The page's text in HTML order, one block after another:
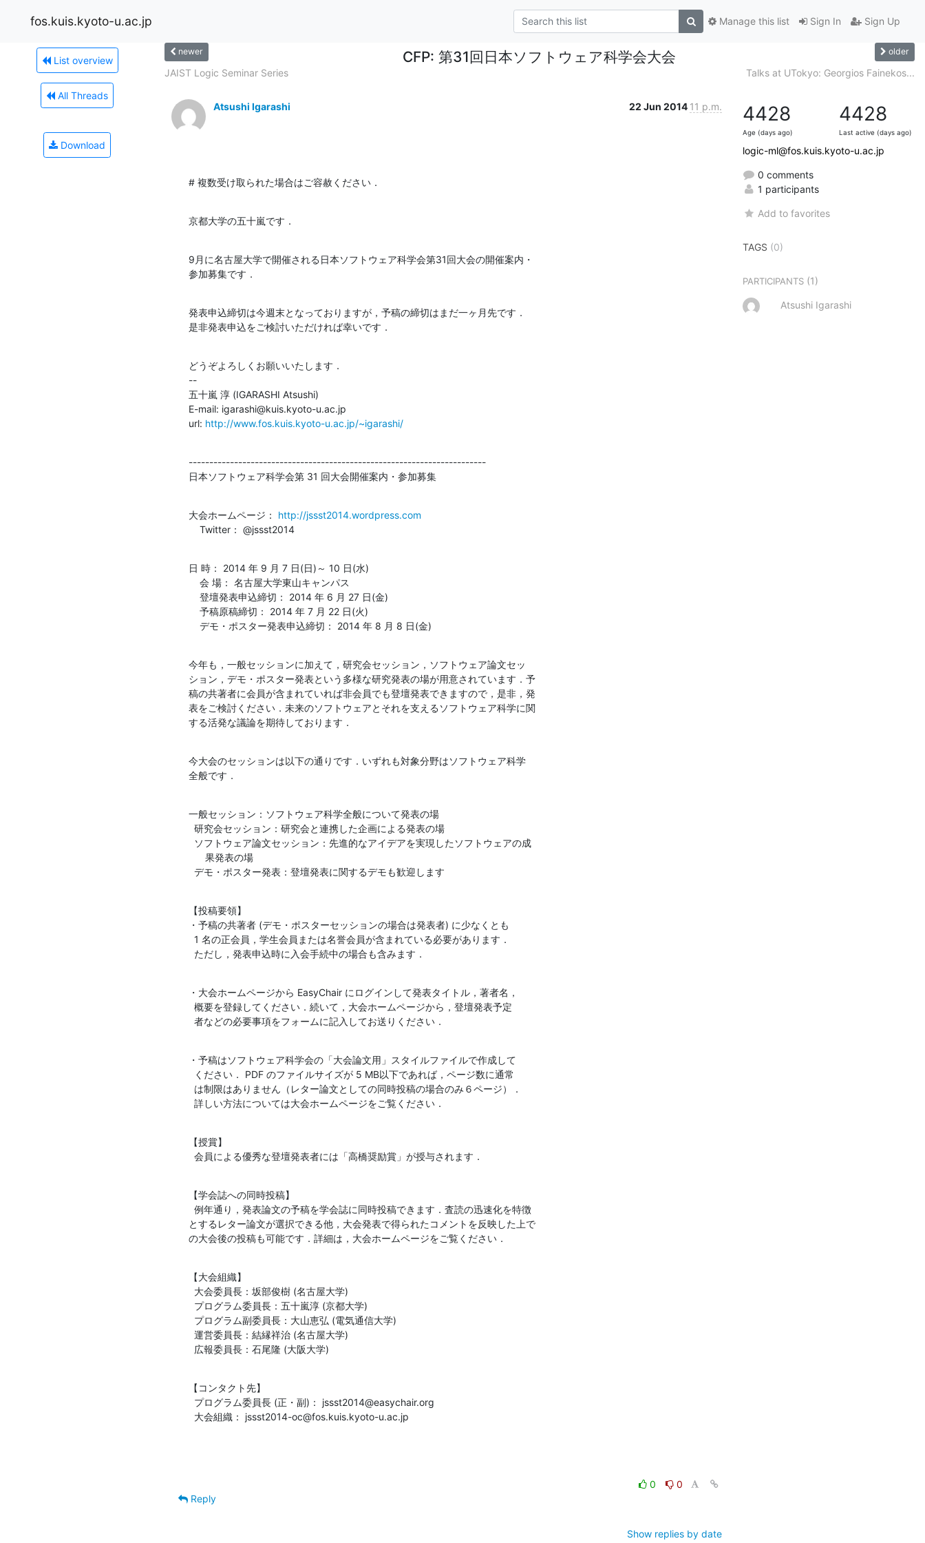
fos.kuis.kyoto-u.ac.jp Sign In Sign Up
Manage this list
List overview
All Threads
Download
newer CFP: 第31回日本ソフトウェア科学会大会 older
JAIST Logic Seminar Series Talks at UTokyo: Georgios Fainekos...
Atsushi Igarashi 22 Jun 2014 11 p.m.
# 複数受け取られた場合はご容赦ください．
京都大学の五十嵐です．
9月に名古屋大学で開催される日本ソフトウェア科学会第31回大会の開催案内・
参加募集です．
発表申込締切は今週末となっておりますが，予稿の締切はまだ一ヶ月先です．
是非発表申込をご検討いただければ幸いです．
どうぞよろしくお願いいたします．
--
五十嵐 淳 (IGARASHI Atsushi)
E-mail: igarashi@kuis.kyoto-u.ac.jp
url: http://www.fos.kuis.kyoto-u.ac.jp/~igarashi/
------------------------------------------------------------------------
日本ソフトウェア科学会第 31 回大会開催案内・参加募集
大会ホームページ： http://jssst2014.wordpress.com
    Twitter： @jssst2014
日 時： 2014 年 9 月 7 日(日)～ 10 日(水)
    デモ・ポスター発表申込締切： 2014 年 8 月 8 日(金)
今年も，一般セッションに加えて，研究会セッション，ソフトウェア論文セッ
ション，デモ・ポスター発表という多様な研究発表の場が用意されています．予
稿の共著者に会員が含まれていれば非会員でも登壇発表できますので，是非，発
表をご検討ください．未来のソフトウェアとそれを支えるソフトウェア科学に関
する活発な議論を期待しております．
今大会のセッションは以下の通りです．いずれも対象分野はソフトウェア科学
全般です．
一般セッション：ソフトウェア科学全般について発表の場
  デモ・ポスター発表：登壇発表に関するデモも歓迎します
【投稿要領】
・予稿の共著者 (デモ・ポスターセッションの場合は発表者) に少なくとも
  ただし，発表申込時に入会手続中の場合も含みます．
・大会ホームページから EasyChair にログインして発表タイトル，著者名，
  者などの必要事項をフォームに記入してお送りください．
・予稿はソフトウェア科学会の「大会論文用」スタイルファイルで作成して
  詳しい方法については大会ホームページをご覧ください．
【授賞】
  会員による優秀な登壇発表者には「高橋奨励賞」が授与されます．
【学会誌への同時投稿】
とするレター論文が選択できる他，大会発表で得られたコメントを反映した上で
の大会後の投稿も可能です．詳細は，大会ホームページをご覧ください．
【大会組織】
  広報委員長：石尾隆 (大阪大学)
【コンタクト先】
  大会組織： jssst2014-oc@fos.kuis.kyoto-u.ac.jp
0
0
Reply
Show replies by date
4428
Age (days ago)
4428
Last active (days ago)
logic-ml@fos.kuis.kyoto-u.ac.jp
0 comments
1 participants
Add to favorites
TAGS (0)
PARTICIPANTS (1)
Atsushi Igarashi